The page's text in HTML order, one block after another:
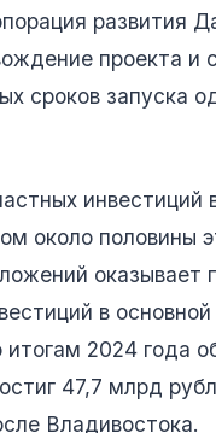
развития
проекта и
сроков запуска
около половины
оказывает
в
2024 года
47,7 млрд
Владивостока.